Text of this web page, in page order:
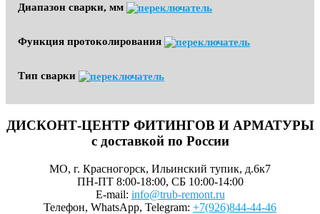
Диапазон сварки, мм
Функция протоколирования
Тип сварки
ДИСКОНТ-ЦЕНТР ФИТИНГОВ И АРМАТУРЫ
с доставкой по России
МО, г. Красногорск, Ильинский тупик, д.6к7
ПН-ПТ 8:00-18:00, СБ 10:00-14:00
E-mail: info@trub-remont.ru
Телефон, WhatsApp, Telegram: +7(926)844-44-46